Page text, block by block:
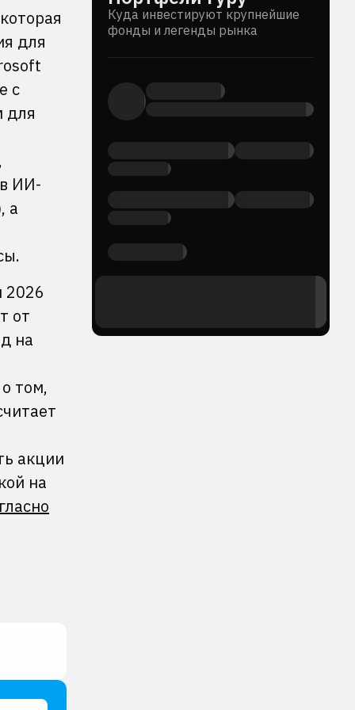
для
с
для
ИИ-
а
2026
от
на
том,
акции
на
Куда инвестируют крупнейшие
фонды и легенды рынка